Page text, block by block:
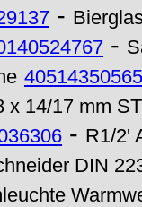
-
-
x 14/17 mm
- R1/2'
DIN